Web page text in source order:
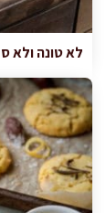
לא טונה ולא